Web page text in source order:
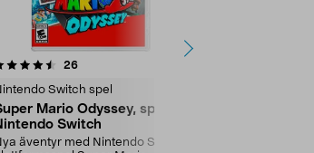
26recensioner
Switch spel
Mario Odyssey, spel till
Switch
äventyr med Nintendo Switch
5.0 av 5 stjärnor